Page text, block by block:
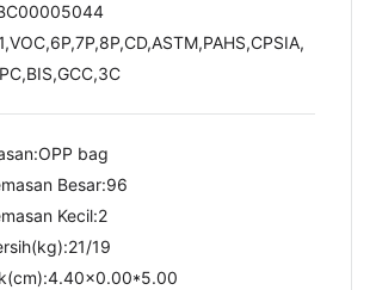
bag
Besar:96
Kecil:2
19​